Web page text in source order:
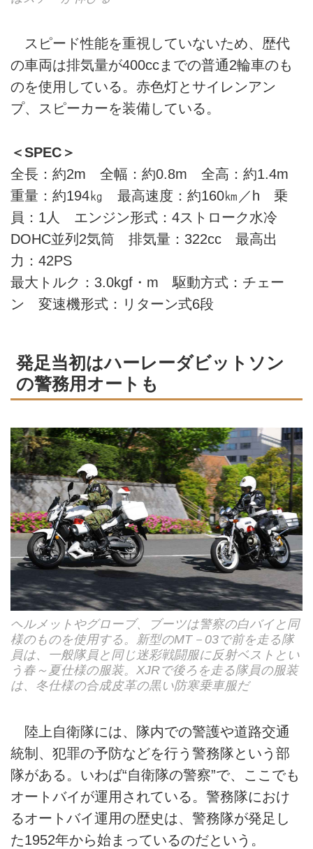
スピード性能を重視していないため、歴代
の車両は排気量が400ccまでの普通2輪車のも
のを使用している。赤色灯とサイレンアン
プ、スピーカーを装備している。
＜SPEC＞
全長：約2m 全幅：約0.8m 全高：約1.4m
重量：約194㎏ 最高速度：約160㎞／h 乗
員：1人 エンジン形式：4ストローク水冷
DOHC並列2気筒 排気量：322cc 最高出
力：42PS
最大トルク：3.0kgf・m 駆動方式：チェー
ン 変速機形式：リターン式6段
発足当初はハーレーダビットソン
の警務用オートも
ヘルメットやグローブ、ブーツは警察の白バイと同
様のものを使用する。新型のMT－03で前を走る隊
員は、一般隊員と同じ迷彩戦闘服に反射ベストとい
う春～夏仕様の服装。XJRで後ろを走る隊員の服装
は、冬仕様の合成皮革の黒い防寒乗車服だ
陸上自衛隊には、隊内での警護や道路交通
統制、犯罪の予防などを行う警務隊という部
隊がある。いわば“自衛隊の警察”で、ここでも
オートバイが運用されている。警務隊におけ
るオートバイ運用の歴史は、警務隊が発足し
た1952年から始まっているのだという。